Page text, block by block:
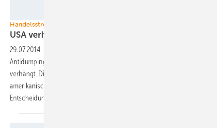
Handelsstreit um Solarmodule
USA verhängen neue
29.07.2014 -
Antidumpingzölle auf Photovoltaikprodukte aus China und Taiwan
verhängt. Die Entscheidung stößt auf heftige Kritik aus der
amerikanischen Solarbranche. Für Der Kläger Solar World begrüßt die
Entscheidung aus